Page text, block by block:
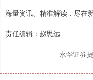
海量资讯、精准解读，尽在
责任编辑：赵思远
永华证券